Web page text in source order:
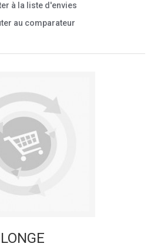
à la liste d'envies
au comparateur
LONGE